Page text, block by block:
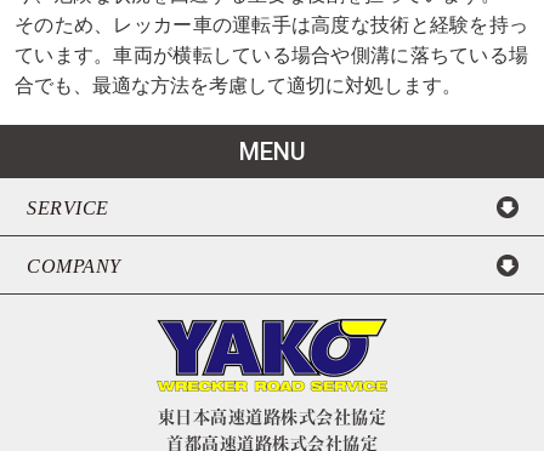
そのため、レッカー車の運転手は高度な技術と経験を持っ
ています。車両が横転している場合や側溝に落ちている場
合でも、最適な方法を考慮して適切に対処します。
MENU
SERVICE
COMPANY
東日本高速道路株式会社協定
首都高速道路株式会社協定